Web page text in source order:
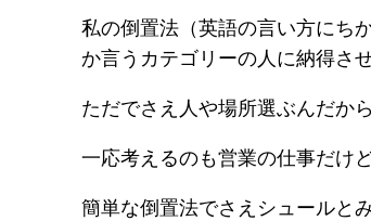
私の倒置法（英語の言い方にち
か言うカテゴリーの人に納得さ
ただでさえ人や場所選ぶんだか
一応考えるのも営業の仕事だけど
簡単な倒置法でさえシュールと